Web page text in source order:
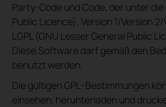
Party-Code und Code, der unter die
Public Licence), Version 1/Version
LGPL (GNU Lesser General Public
Diese Software darf gemäß den
benutzt werden.
Die gültigen GPL-Bestimmungen
einsehen, herunterladen und